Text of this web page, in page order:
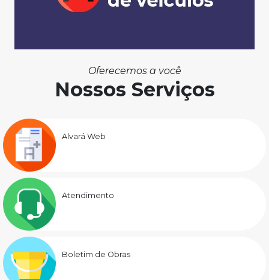
Oferecemos a você
Nossos Serviços
Alvará Web
Atendimento
Boletim de Obras